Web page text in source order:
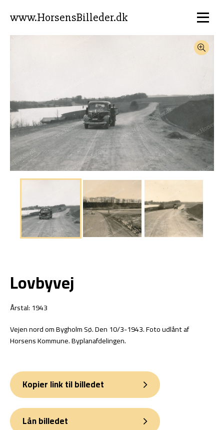
www.HorsensBilleder.dk
Lovbyvej
Årstal: 1943
Vejen nord om Bygholm Sø. Den 10/3-1943. Foto udlånt af
Horsens Kommune. Byplanafdelingen.
Kopier link til billedet
Lån billedet